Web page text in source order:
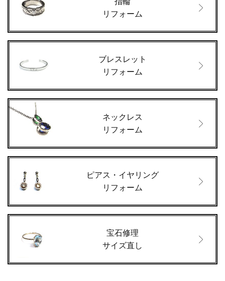
リフォーム
ブレスレット
リフォーム
ネックレス
リフォーム
ピアス・イヤリング
リフォーム
宝石修理
サイズ直し